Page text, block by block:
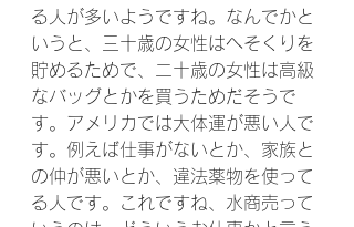
る人が多いようですね。なんでかと
いうと、三十歳の女性はへそくりを
貯めるためで、二十歳の女性は高級
なバッグとかを買うためだそうで
す。アメリカでは大体運が悪い人で
す。例えば仕事がないとか、家族と
の仲が悪いとか、違法薬物を使って
る人です。これですね、水商売って